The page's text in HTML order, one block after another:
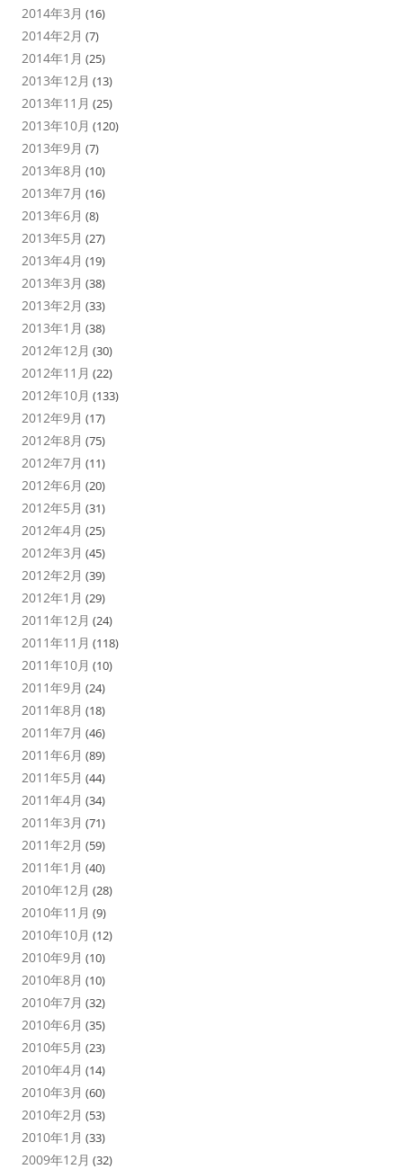
2014年3月 (16)
2014年2月 (7)
2014年1月 (25)
2013年12月 (13)
2013年11月 (25)
2013年10月 (120)
2013年9月 (7)
2013年8月 (10)
2013年7月 (16)
2013年6月 (8)
2013年5月 (27)
2013年4月 (19)
2013年3月 (38)
2013年2月 (33)
2013年1月 (38)
2012年12月 (30)
2012年11月 (22)
2012年10月 (133)
2012年9月 (17)
2012年8月 (75)
2012年7月 (11)
2012年6月 (20)
2012年5月 (31)
2012年4月 (25)
2012年3月 (45)
2012年2月 (39)
2012年1月 (29)
2011年12月 (24)
2011年11月 (118)
2011年10月 (10)
2011年9月 (24)
2011年8月 (18)
2011年7月 (46)
2011年6月 (89)
2011年5月 (44)
2011年4月 (34)
2011年3月 (71)
2011年2月 (59)
2011年1月 (40)
2010年12月 (28)
2010年11月 (9)
2010年10月 (12)
2010年9月 (10)
2010年8月 (10)
2010年7月 (32)
2010年6月 (35)
2010年5月 (23)
2010年4月 (14)
2010年3月 (60)
2010年2月 (53)
2010年1月 (33)
2009年12月 (32)